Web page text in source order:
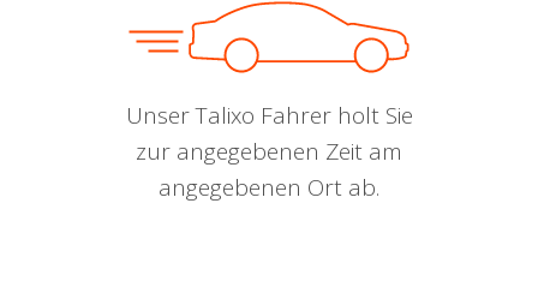
Unser Talixo Fahrer holt Sie
zur angegebenen Zeit am
angegebenen Ort ab.